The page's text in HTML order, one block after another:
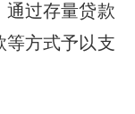
通过存量贷款
等方式予以支